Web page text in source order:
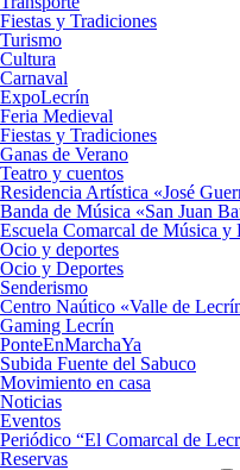
Fiestas y Tradiciones
Turismo
Cultura
Carnaval
ExpoLecrín
Feria Medieval
Fiestas y Tradiciones
Ganas de Verano
Teatro y cuentos
Residencia Artística «José
Banda de Música «San Juan
Escuela Comarcal de Música y
Ocio y deportes
Ocio y Deportes
Senderismo
Centro Naútico «Valle de
Gaming Lecrín
PonteEnMarchaYa
Subida Fuente del Sabuco
Movimiento en casa
Noticias
Eventos
Periódico “El Comarcal de
Reservas